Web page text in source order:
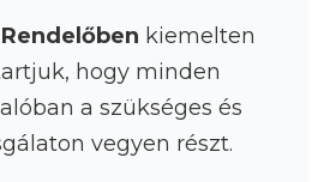
kiemelten
hogy minden
a szükséges és
vegyen részt.